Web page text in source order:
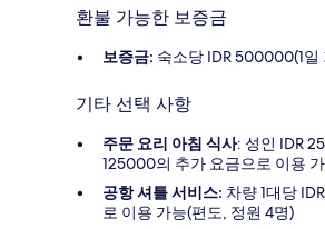
환불 가능한 보증금
보증금: 숙소당 IDR 500000(1일
기타 선택 사항
주문 요리 아침 식사: 성인 IDR
125000의 추가 요금으로 이용
공항 셔틀 서비스: 차량 1대당
로 이용 가능(편도, 정원 4명)